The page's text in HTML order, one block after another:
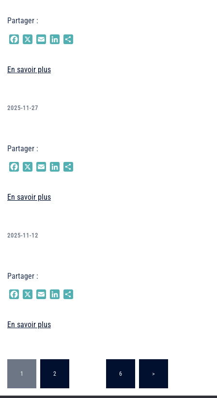
Partager :
Facebook
Email LinkedIn
En savoir plus
2025-11-27
Partager :
Facebook
Email LinkedIn
En savoir plus
2025-11-12
Partager :
Facebook
Email LinkedIn
En savoir plus
Pagination
1 2 6 >